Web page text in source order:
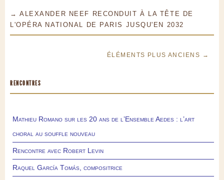
→ ALEXANDER NEEF RECONDUIT À LA TÊTE DE
L'OPÉRA NATIONAL DE PARIS JUSQU'EN 2032
ÉLÉMENTS PLUS ANCIENS →
RENCONTRES
Mathieu Romano sur les 20 ans de l’Ensemble Aedes : l’art
choral au souffle nouveau
Rencontre avec Robert Levin
Raquel García Tomás, compositrice